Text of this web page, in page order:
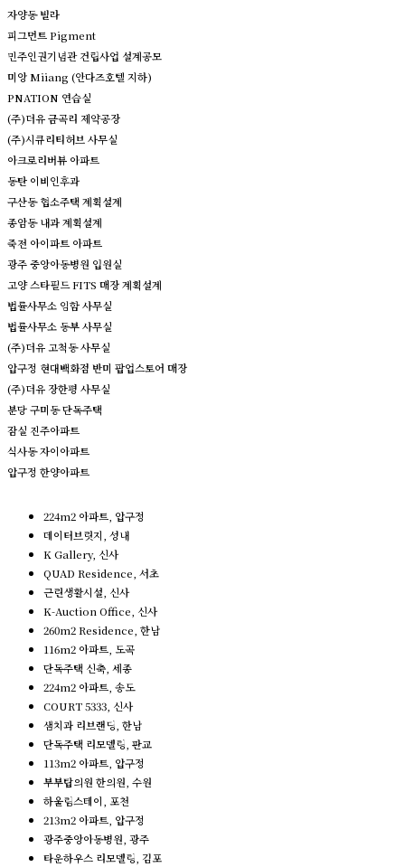
자양동 빌라
피그먼트 Pigment
민주인권기념관 건립사업 설계공모
미앙 Miiang (안다즈호텔 지하)
PNATION 연습실
(주)더유 금곡리 제약공장
(주)시큐리티허브 사무실
아크로리버뷰 아파트
동탄 이비인후과
구산동 협소주택 계획설계
종암동 내과 계획설계
죽전 아이파트 아파트
광주 중앙아동병원 입원실
고양 스타필드 FITS 매장 계획설계
법률사무소 임함 사무실
법률사무소 동부 사무실
(주)더유 고척동 사무실
압구정 현대백화점 반미 팝업스토어 매장
(주)더유 장한평 사무실
분당 구미동 단독주택
잠실 진주아파트
식사동 자이아파트
압구정 한양아파트
224m2 아파트, 압구정
데이터브릿지, 성내
K Gallery, 신사
QUAD Residence, 서초
근린생활시설, 신사
K-Auction Office, 신사
260m2 Residence, 한남
116m2 아파트, 도곡
단독주택 신축, 세종
224m2 아파트, 송도
COURT 5333, 신사
샘치과 리브랜딩, 한남
단독주택 리모델링, 판교
113m2 아파트, 압구정
부부탑의원 한의원, 수원
하울림스테이, 포천
213m2 아파트, 압구정
광주중앙아동병원, 광주
타운하우스 리모델링, 김포